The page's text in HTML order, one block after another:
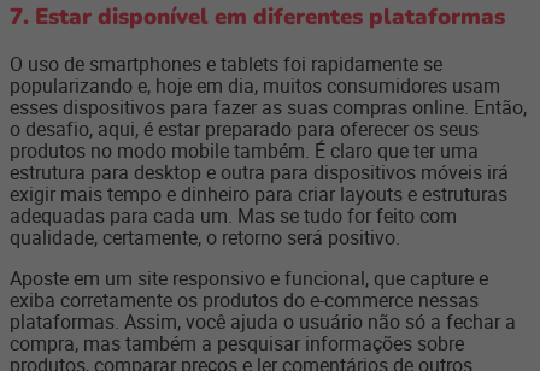
7. Estar disponível em diferentes plataformas
O uso de smartphones e tablets foi rapidamente se
popularizando e, hoje em dia, muitos consumidores usam
esses dispositivos para fazer as suas compras online. Então,
o desafio, aqui, é estar preparado para oferecer os seus
produtos no modo mobile também. É claro que ter uma
estrutura para desktop e outra para dispositivos móveis irá
exigir mais tempo e dinheiro para criar layouts e estruturas
adequadas para cada um. Mas se tudo for feito com
qualidade, certamente, o retorno será positivo.
Aposte em um site responsivo e funcional, que capture e
exiba corretamente os produtos do e-commerce nessas
plataformas. Assim, você ajuda o usuário não só a fechar a
compra, mas também a pesquisar informações sobre
produtos, comparar preços e ler comentários de outros